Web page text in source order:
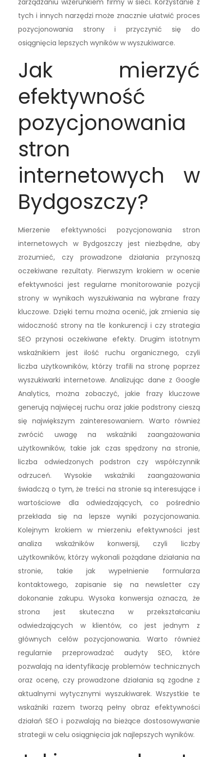
zarządzaniu wizerunkiem firmy w sieci. Korzystanie z
tych i innych narzędzi może znacznie ułatwić proces
pozycjonowania strony i przyczynić się do
osiągnięcia lepszych wyników w wyszukiwarce.
Jak mierzyć
efektywność
pozycjonowania
stron
internetowych w
Bydgoszczy?
Mierzenie efektywności pozycjonowania stron
internetowych w Bydgoszczy jest niezbędne, aby
zrozumieć, czy prowadzone działania przynoszą
oczekiwane rezultaty. Pierwszym krokiem w ocenie
efektywności jest regularne monitorowanie pozycji
strony w wynikach wyszukiwania na wybrane frazy
kluczowe. Dzięki temu można ocenić, jak zmienia się
widoczność strony na tle konkurencji i czy strategia
SEO przynosi oczekiwane efekty. Drugim istotnym
wskaźnikiem jest ilość ruchu organicznego, czyli
liczba użytkowników, którzy trafili na stronę poprzez
wyszukiwarki internetowe. Analizując dane z Google
Analytics, można zobaczyć, jakie frazy kluczowe
generują najwięcej ruchu oraz jakie podstrony cieszą
się największym zainteresowaniem. Warto również
zwrócić uwagę na wskaźniki zaangażowania
użytkowników, takie jak czas spędzony na stronie,
liczba odwiedzonych podstron czy współczynnik
odrzuceń. Wysokie wskaźniki zaangażowania
świadczą o tym, że treści na stronie są interesujące i
wartościowe dla odwiedzających, co pośrednio
przekłada się na lepsze wyniki pozycjonowania.
Kolejnym krokiem w mierzeniu efektywności jest
analiza wskaźników konwersji, czyli liczby
użytkowników, którzy wykonali pożądane działania na
stronie, takie jak wypełnienie formularza
kontaktowego, zapisanie się na newsletter czy
dokonanie zakupu. Wysoka konwersja oznacza, że
strona jest skuteczna w przekształcaniu
odwiedzających w klientów, co jest jednym z
głównych celów pozycjonowania. Warto również
regularnie przeprowadzać audyty SEO, które
pozwalają na identyfikację problemów technicznych
oraz ocenę, czy prowadzone działania są zgodne z
aktualnymi wytycznymi wyszukiwarek. Wszystkie te
wskaźniki razem tworzą pełny obraz efektywności
działań SEO i pozwalają na bieżące dostosowywanie
strategii w celu osiągnięcia jak najlepszych wyników.